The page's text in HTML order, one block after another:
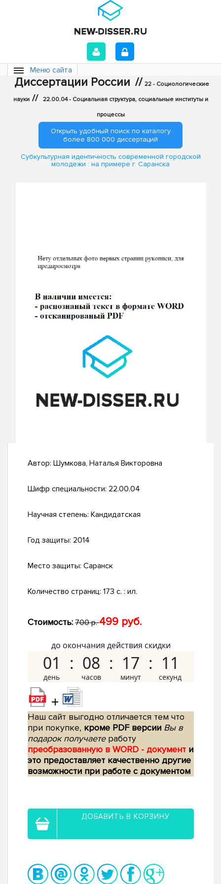
Меню сайта
Диссертации России // 22 - Социологические
науки // 22.00.04 - Социальная структура, социальные институты и
процессы
Открыть удобный поиск по каталогу
более 800 000 диссертаций
Субкультурная идентичность современной городской
молодежи : на примере г. Саранска
Автор: Шумкова, Наталья Викторовна
Шифр специальности: 22.00.04
Научная степень: Кандидатская
Год защиты: 2014
Место защиты: Саранск
Количество страниц: 173 с. : ил.
Стоимость: 700 р.499 руб.
до окончания действия скидки
01 08 17 10
+
Наш сайт выгодно отличается тем что
при покупке, кроме PDF версии Вы в
подарок получаетеработу
преобразованную в WORD - документ и
это предоставляет качественно другие
возможности при работе с документом
ДОБАВИТЬ В КОРЗИНУ